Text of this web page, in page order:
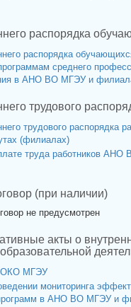
распорядка
распорядка
среднего
в АНО ВО МГЭУ и
трудового
трудового распорядка
(филиалах)
труда работников
(при наличии)
не предусмотрен
акты о
МГЭУ
мониторинга
в АНО ВО МГЭУ и